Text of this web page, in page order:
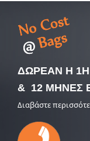
ΔΩΡΕΑΝ Η
& 12 ΜΗΝΕΣ
Διαβάστε